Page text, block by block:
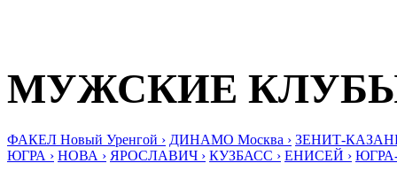
МУЖСКИЕ
ФАКЕЛ Новый Уренгой › ДИНАМО Москва › ЗЕНИТ-
ЮГРА › НОВА › ЯРОСЛАВИЧ › КУЗБАСС › ЕНИСЕЙ ›